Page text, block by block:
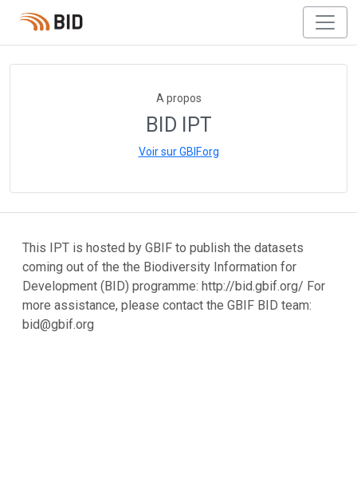
A propos
BID IPT
Voir sur GBIF.org
This IPT is hosted by GBIF to publish the datasets
coming out of the the Biodiversity Information for
Development (BID) programme: http://bid.gbif.org/ For
more assistance, please contact the GBIF BID team:
bid@gbif.org